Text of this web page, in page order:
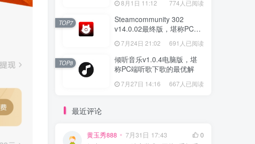
8月1日 11:12 774人已阅读
Steamcommunity 302
v14.0.02最终版，堪称PC玩
家必备的网络工具箱
7月24日 21:02 691人已阅读
TOP7
倾听音乐v1.0.4电脑版，堪
称PC端听歌下歌的最优解
7月27日 14:16 667人已阅读
TOP8
最近评论
黄玉秀888 7月31日 17:43
0